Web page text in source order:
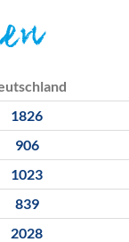
1826
906
1023
839
2028